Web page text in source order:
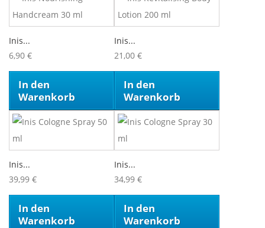
Inis...
6,90 €
In den
Warenkorb
Inis...
21,00 €
In den
Warenkorb
Inis...
39,99 €
In den
Warenkorb
Inis...
34,99 €
In den
Warenkorb